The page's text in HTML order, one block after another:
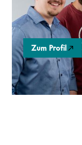
Technologie,
Teilhabe in der
Zum Profil